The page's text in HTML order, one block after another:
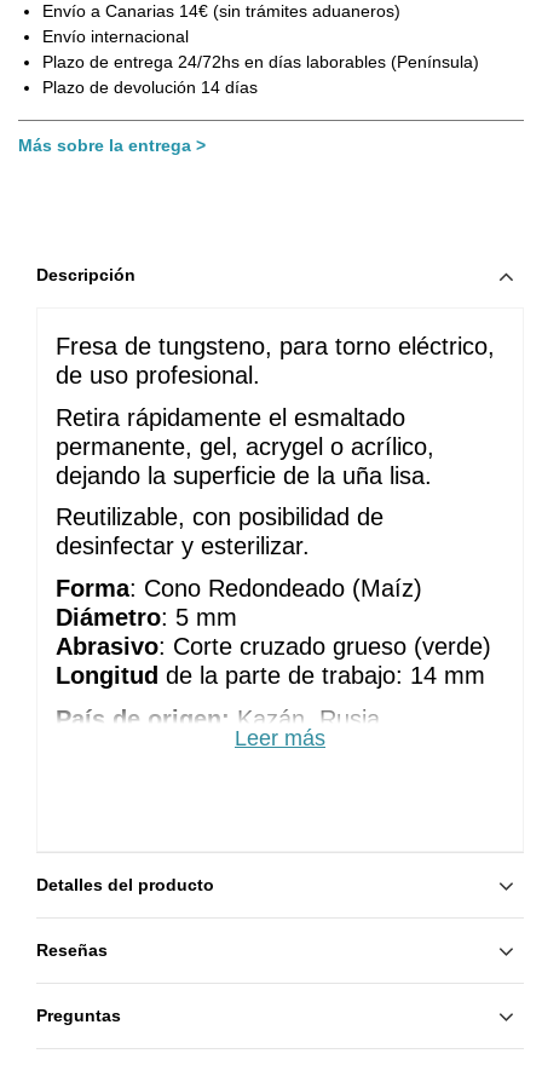
Envío a Canarias 14€ (sin trámites aduaneros)
Envío internacional
Plazo de entrega 24/72hs en días laborables (Península)
Plazo de devolución 14 días
Más sobre la entrega
Descripción
Fresa de tungsteno, para torno eléctrico,
de uso profesional.
Retira rápidamente el esmaltado
permanente, gel, acrygel o acrílico,
dejando la superficie de la uña lisa.
Reutilizable, con posibilidad de
desinfectar y esterilizar.
Forma: Cono Redondeado (Maíz)
Diámetro: 5 mm
Abrasivo: Corte cruzado grueso (verde)
Longitud de la parte de trabajo: 14 mm
País de origen: Kazán, Rusia
Leer más
Detalles del producto
Reseñas
Preguntas